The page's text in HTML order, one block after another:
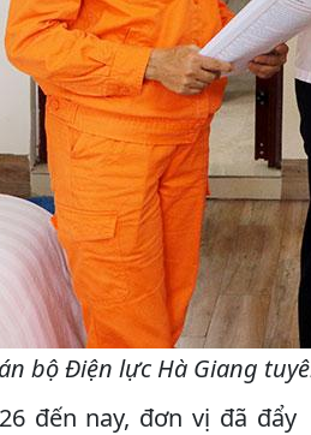
bộ Điện lực Hà Giang
đến nay, đơn vị đã đẩy